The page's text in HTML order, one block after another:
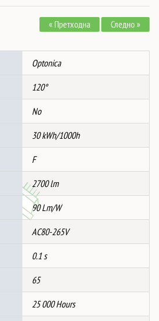
« Претходна Следно »
Optonica
120°
No
30 kWh/1000h
F
2700 lm
90 Lm/W
AC80-265V
0.1 s
65
25 000 Hours